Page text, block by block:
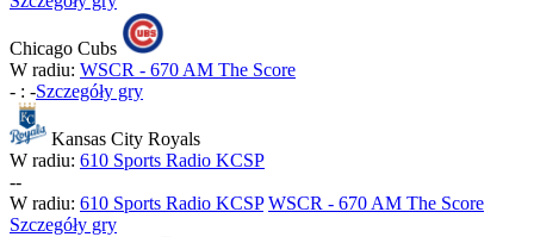
Chicago Cubs
W radiu: WSCR - 670 AM The Score
- : -Szczegóły gry
Kansas City Royals
W radiu: 610 Sports Radio KCSP
--
W radiu: 610 Sports Radio KCSP WSCR - 670 AM The Score
Szczegóły gry